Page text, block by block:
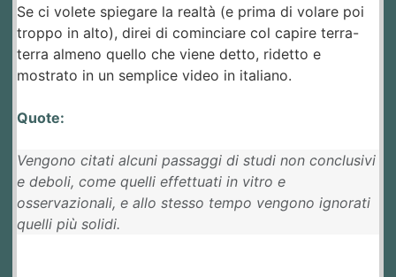
Se ci volete spiegare la realtà (e prima di volare poi
troppo in alto), direi di cominciare col capire terra-
terra almeno quello che viene detto, ridetto e
mostrato in un semplice video in italiano.
Quote:
Vengono citati alcuni passaggi di studi non conclusivi
e deboli, come quelli effettuati in vitro e
osservazionali, e allo stesso tempo vengono ignorati
quelli più solidi.